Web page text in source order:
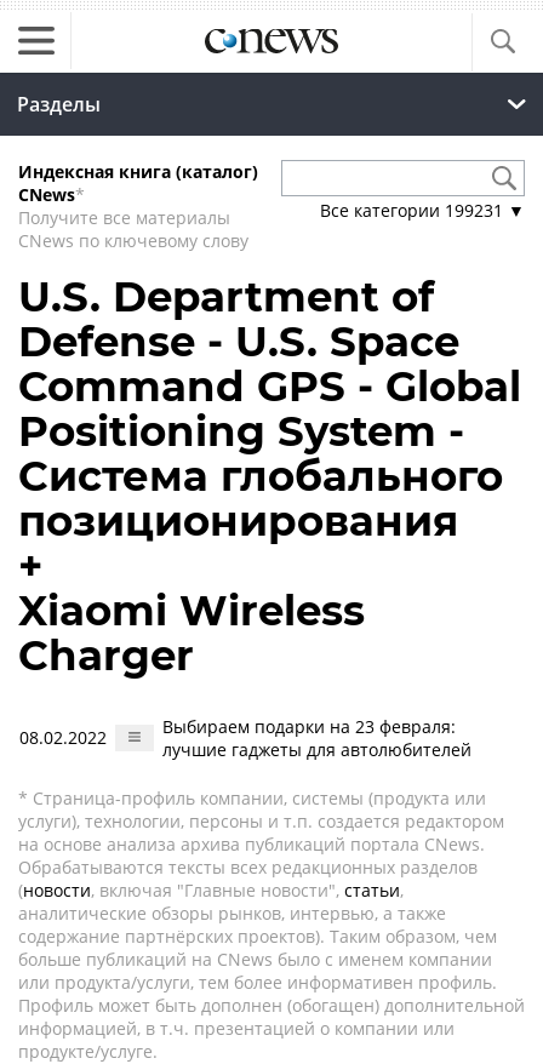
Разделы
Индексная книга (каталог)
CNews*
Получите все материалы
CNews по ключевому слову
Все категории 199231 ▼
U.S. Department of
Defense - U.S. Space
Command GPS - Global
Positioning System -
Система глобального
позиционирования
+
Xiaomi Wireless
Charger
08.02.2022
Выбираем подарки на 23 февраля:
лучшие гаджеты для автолюбителей
* Страница-профиль компании, системы (продукта или
услуги), технологии, персоны и т.п. создается редактором
на основе анализа архива публикаций портала CNews.
Обрабатываются тексты всех редакционных разделов
(новости, включая "Главные новости", статьи,
аналитические обзоры рынков, интервью, а также
содержание партнёрских проектов). Таким образом, чем
больше публикаций на CNews было с именем компании
или продукта/услуги, тем более информативен профиль.
Профиль может быть дополнен (обогащен) дополнительной
информацией, в т.ч. презентацией о компании или
продукте/услуге.